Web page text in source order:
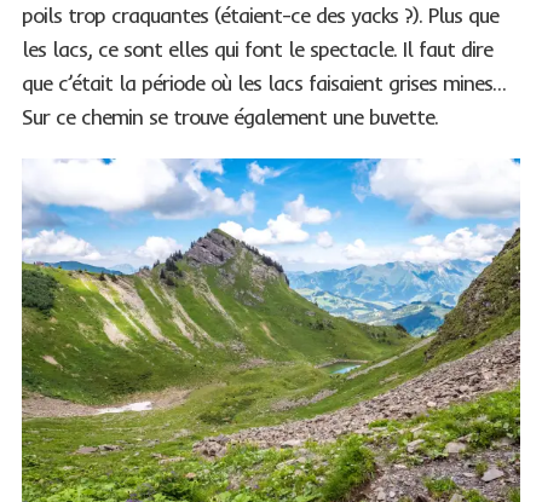
poils trop craquantes (étaient-ce des yacks ?). Plus que
les lacs, ce sont elles qui font le spectacle. Il faut dire
que c’était la période où les lacs faisaient grises mines…
Sur ce chemin se trouve également une buvette.